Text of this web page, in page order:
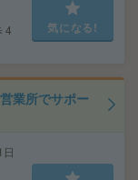
4
気になる!
業所でサポー